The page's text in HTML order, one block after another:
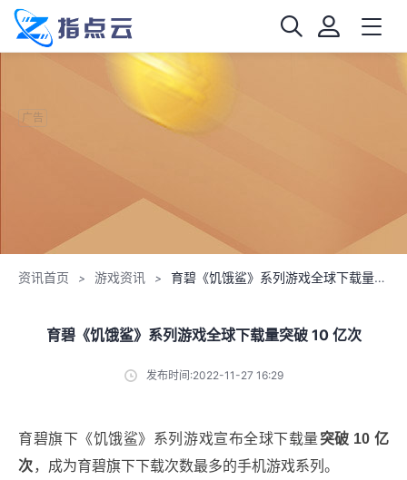
广告
资讯首页 > 游戏资讯 > 育碧《饥饿鲨》系列游戏全球下载量突破 10 亿次
育碧《饥饿鲨》系列游戏全球下载量突破 10 亿次
发布时间:2022-11-27 16:29
育碧旗下《饥饿鲨》系列游戏宣布全球下载量 突破 10 亿
次，成为育碧旗下下载次数最多的手机游戏系列。